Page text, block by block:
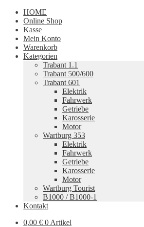
HOME
Online Shop
Kasse
Mein Konto
Warenkorb
Kategorien
Trabant 1.1
Trabant 500/600
Trabant 601
Elektrik
Fahrwerk
Getriebe
Karosserie
Motor
Wartburg 353
Elektrik
Fahrwerk
Getriebe
Karosserie
Motor
Wartburg Tourist
B1000 / B1000-1
Kontakt
0,00 € 0 Artikel